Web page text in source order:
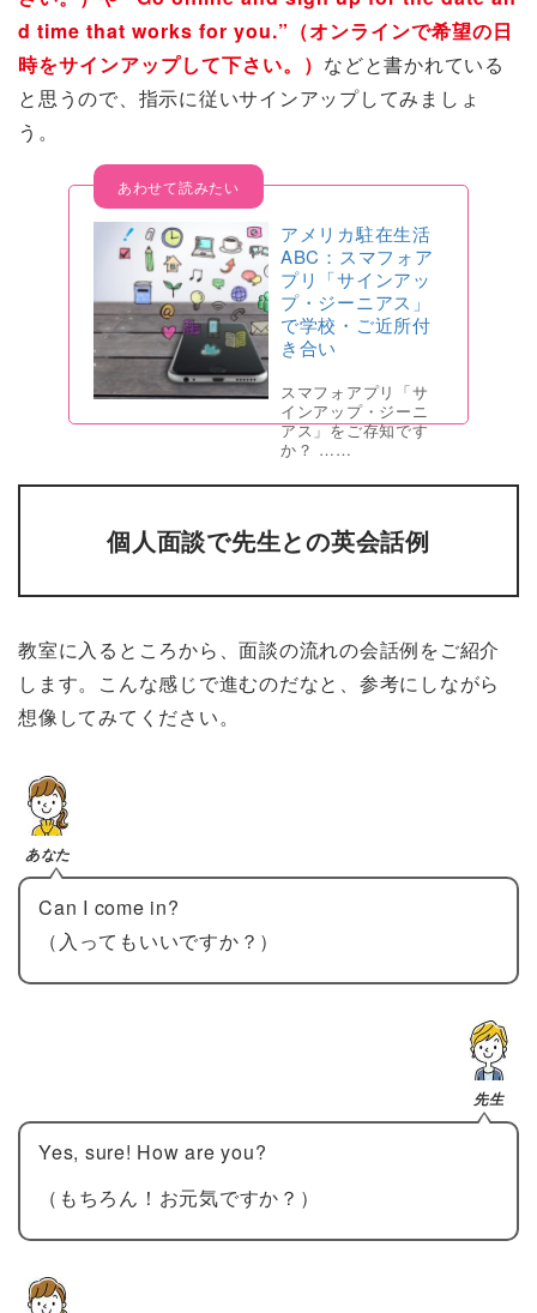
d time that works for you.”（オンラインで希望の日
時をサインアップして下さい。） などと書かれている
と思うので、指示に従いサインアップしてみましょ
う。
アメリカ駐在生活
ABC：スマフォア
プリ「サインアッ
プ・ジーニアス」
で学校・ご近所付
き合い
スマフォアプリ「サ
インアップ・ジーニ
アス」をご存知です
か？ ……
個人面談で先生との英会話例
教室に入るところから、面談の流れの会話例をご紹介
します。こんな感じで進むのだなと、参考にしながら
想像してみてください。
あなた
Can I come in?
（入ってもいいですか？）
先生
Yes, sure! How are you?
（もちろん！お元気ですか？）